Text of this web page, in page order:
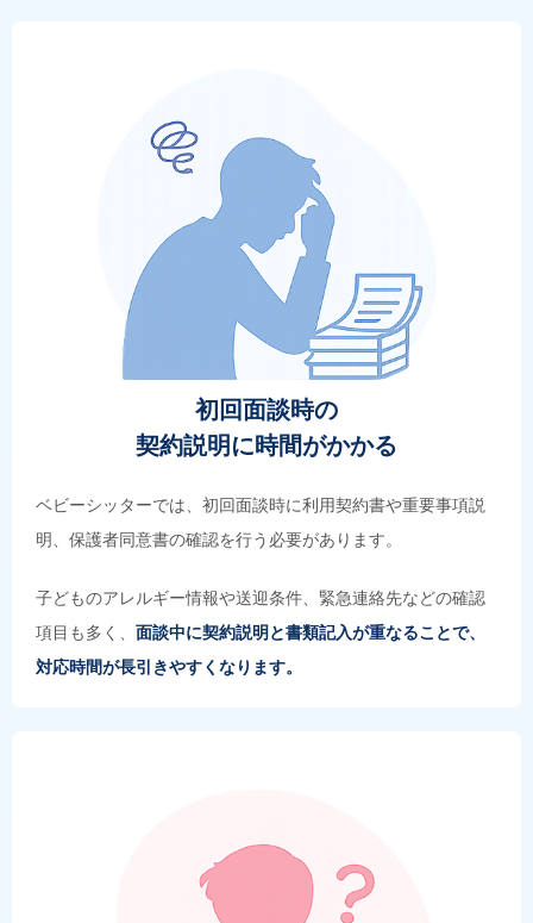
初回面談時の
契約説明に時間がかかる
ベビーシッターでは、初回面談時に利用契約書や重要事項説
明、保護者同意書の確認を行う必要があります。
子どものアレルギー情報や送迎条件、緊急連絡先などの確認
項目も多く、 面談中に契約説明と書類記入が重なることで、
対応時間が長引きやすくなります。